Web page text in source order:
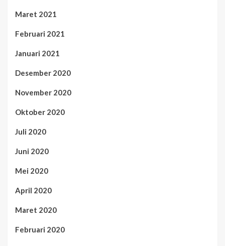
Maret 2021
Februari 2021
Januari 2021
Desember 2020
November 2020
Oktober 2020
Juli 2020
Juni 2020
Mei 2020
April 2020
Maret 2020
Februari 2020